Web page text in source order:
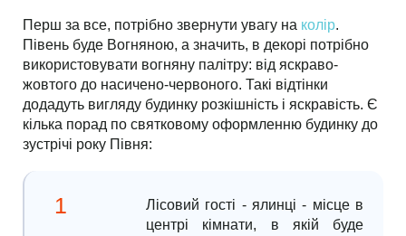
Перш за все, потрібно звернути увагу на колір.
Півень буде Вогняною, а значить, в декорі потрібно
використовувати вогняну палітру: від яскраво-
жовтого до насичено-червоного. Такі відтінки
додадуть вигляду будинку розкішність і яскравість. Є
кілька порад по святковому оформленню будинку до
зустрічі року Півня:
Лісовий гості - ялинці - місце в
центрі кімнати, в якій буде